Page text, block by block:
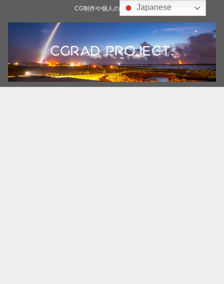
CG制作や個人の雑記ブログJapanese